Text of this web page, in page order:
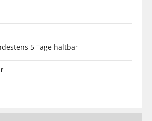
5 Tage haltbar